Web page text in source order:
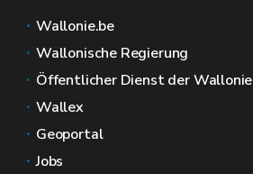
Wallonie.be
Wallonische Regierung
Öffentlicher Dienst der Wallonie
Wallex
Geoportal
Jobs